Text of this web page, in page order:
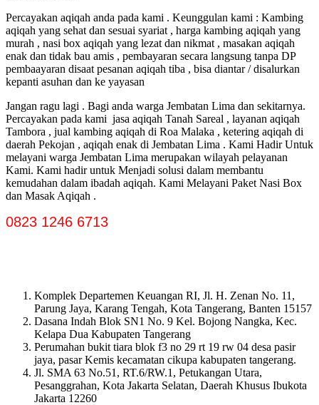
Percayakan aqiqah anda pada kami . Keunggulan kami : Kambing
aqiqah yang sehat dan sesuai syariat , harga kambing aqiqah yang
murah , nasi box aqiqah yang lezat dan nikmat , masakan aqiqah
enak dan tidak bau amis , pembayaran secara langsung tanpa DP
pembaayaran disaat pesanan aqiqah tiba , bisa diantar / disalurkan
kepanti asuhan dan ke yayasan
Jangan ragu lagi . Bagi anda warga Jembatan Lima dan sekitarnya.
Percayakan pada kami jasa aqiqah Tanah Sareal , layanan aqiqah
Tambora , jual kambing aqiqah di Roa Malaka , ketering aqiqah di
daerah Pekojan , aqiqah enak di Jembatan Lima . Kami Hadir Untuk
melayani warga Jembatan Lima merupakan wilayah pelayanan
Kami. Kami hadir untuk Menjadi solusi dalam membantu
kemudahan dalam ibadah aqiqah. Kami Melayani Paket Nasi Box
dan Masak Aqiqah .
0823 1246 6713
Komplek Departemen Keuangan RI, Jl. H. Zenan No. 11,
Parung Jaya, Karang Tengah, Kota Tangerang, Banten 15157
Dasana Indah Blok SN1 No. 9 Kel. Bojong Nangka, Kec.
Kelapa Dua Kabupaten Tangerang
Perumahan bukit tiara blok f3 no 29 rt 19 rw 04 desa pasir
jaya, pasar Kemis kecamatan cikupa kabupaten tangerang.
Jl. SMA 63 No.51, RT.6/RW.1, Petukangan Utara,
Pesanggrahan, Kota Jakarta Selatan, Daerah Khusus Ibukota
Jakarta 12260